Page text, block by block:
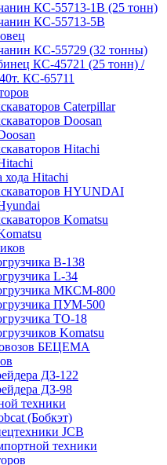
КС-55713-1В (25 тонн)
КС-55713-5В
КС-55729 (32 тонны)
КС-45721 (25 тонн) /
КС-65711
Caterpillar
Doosan
Hitachi
хода Hitachi
HYUNDAI
Komatsu
B-138
L-34
МКСМ-800
ПУМ-500
ТО-18
Komatsu
БЕЦЕМА
ДЗ-122
ДЗ-98
техники
(Бобкэт)
JCB
техники